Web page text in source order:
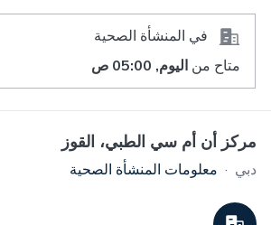
في المنشأة الصحية
متاح من اليوم, 05:00 ص
مركز أن أم سي الطبي، القوز
دبي · معلومات المنشأة الصحية